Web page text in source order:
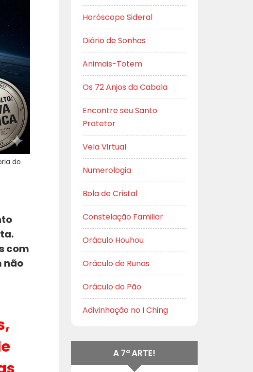
do
com
não
,
Horóscopo Sideral
Diário de Sonhos
Animais-Totem
Os 72 Anjos da Cabala
Encontre seu Santo
Protetor
Vela Virtual
Numerologia
Bola de Cristal
Constelação Familiar
Oráculo Houhou
Oráculo de Runas
Oráculo do Pão
Adivinhação no I Ching
A 7ª ARTE!